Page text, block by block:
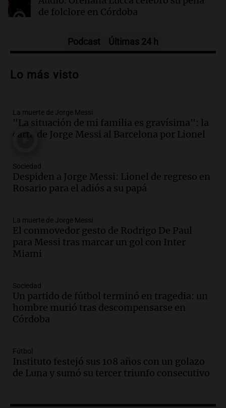
de folclore en Córdoba
Audio.Trágico accidente en Mendoza:
vehículos desde un puente
Audio.Tragedia en Mendoza: un muerto
y cinco heridos tras caer dos autos desde
un puente
Audio.Messi llegará esta noche a
Rosario para acompañar a su familia
Episodios
Audio.Ley de Propiedad Privada: el revés
en el Congreso expuso una debilidad
comunicacional del Gobierno
Episodios
Audio.Casabindo se prepara para una
celebración única: 30.000 turistas y el
tradicional Toreo de la Vincha
Audio.Borges, abogada de Pourrain:
"Tres hombres se lo llevaron para
hacerle preguntas y nunca regresó"
Episodios
Podcast Últimas 24 h
Lo más visto
La muerte de Jorge Messi
"La situación de mi familia es gravísima": la
carta de Jorge Messi al Barcelona por Lionel
Sociedad
Despiden a Jorge Messi: Lionel de regreso en
Rosario para el adiós a su papá
La muerte de Jorge Messi
El conmovedor gesto de Rodrigo De Paul
para Messi tras marcar un gol con Inter
Miami
Sociedad
Un partido de fútbol terminó en tragedia: un
hombre murió tras descompensarse en
Córdoba
Fútbol
Instituto festejó sus 108 años con un golazo
de Luna y sumó su tercer triunfo consecutivo